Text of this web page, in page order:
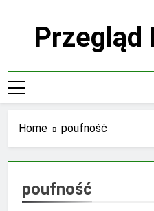
Przegląd
Home poufność
poufność